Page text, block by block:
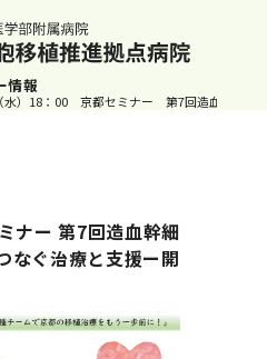
情報
水）18：00 京都セミナー 第7回造血幹細胞
ナー 第7回造血幹細
なぐ治療と支援ー開